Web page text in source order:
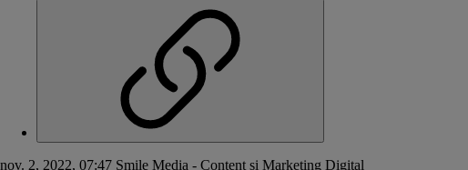
nov. 2, 2022, 07:47 Smile Media - Content si Marketing Digital